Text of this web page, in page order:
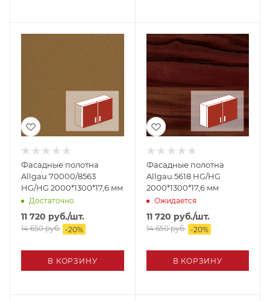
Фасадные полотна
Allgau 70000/8563
HG/HG 2000*1300*17,6 мм
Достаточно
11 720 руб./шт.
14 650руб. -20%
В КОРЗИНУ
Фасадные полотна
Allgau 5618 HG/HG
2000*1300*17,6 мм
Ожидается
11 720 руб./шт.
14 650руб. -20%
В КОРЗИНУ